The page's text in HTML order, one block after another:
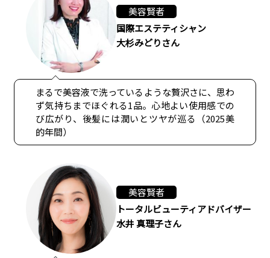
美容賢者
国際エステティシャン
大杉みどりさん
まるで美容液で洗っているような贅沢さに、思わ
ず気持ちまでほぐれる1品。心地よい使用感での
び広がり、後髪には潤いとツヤが巡る（2025美
的年間）
美容賢者
トータルビューティアドバイザー
水井 真理子さん